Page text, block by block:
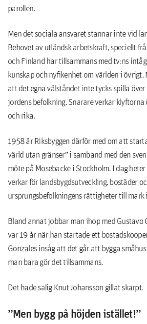
parollen.
Men det sociala ansvaret stannar inte vid
Behovet av utländsk arbetskraft, speciellt
och Finland har tillsammans med tv:ns
kunskap och nyfikenhet om världen i övrigt.
att det egna välståndet inte tycks spilla
jordens befolkning. Snarare verkar
och rika.
1958 är Riksbyggen därför med om att
värld utan gränser” i samband med den
möte på Mosebacke i Stockholm. I dag
verkar för landsbygdsutveckling, bostäder
ursprungsbefolkningens rättigheter till mark
Bland annat jobbar man ihop med Gustavo
var 19 år när han startade ett
Gonzales insåg att det går att bygga
man bara gör det tillsammans.
Det hade salig Knut Johansson gillat skarpt.
”Men bygg på höjden istället!”